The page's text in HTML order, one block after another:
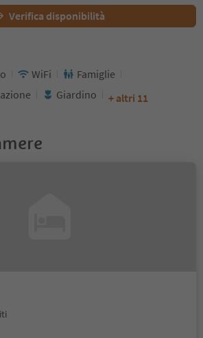
Verifica disponibilità
WiFi
Famiglie
Giardino + altri 11